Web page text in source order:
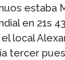
estaba
en 21s
local
tercer